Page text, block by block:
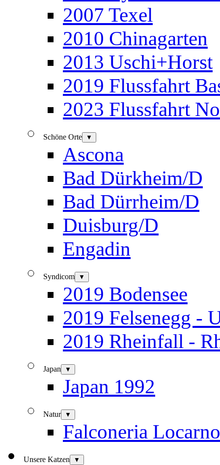
2007 Texel
2010 Chinagarten
2013 Uschi+Horst
2019 Flussfahrt
2023 Flussfahrt
Schöne Orte ▼
Ascona
Bad Dürkheim/D
Bad Dürrheim/D
Duisburg/D
Engadin
Syndicom ▼
2019 Bodensee
2019 Felsenegg -
2019 Rheinfall -
Japan ▼
Japan 1992
Natur ▼
Falconeria Locarno
Unsere Katzen ▼